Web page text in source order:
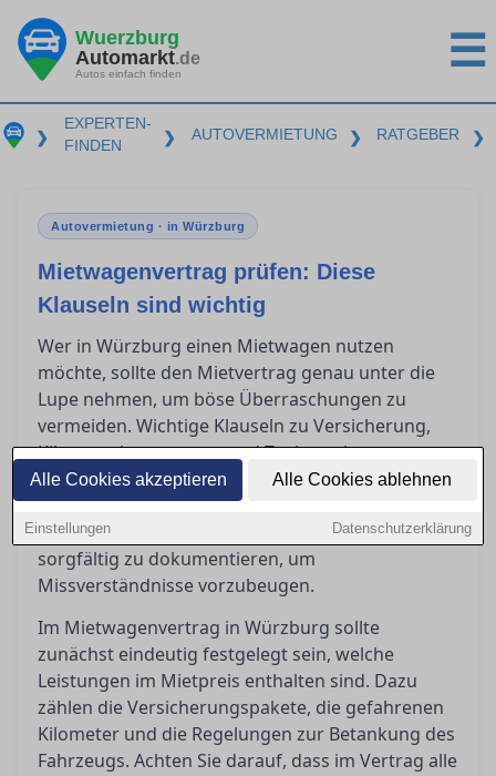
Alle Cookies akzeptieren Alle Cookies ablehnen
Einstellungen Datenschutzerklärung
Wuerzburg
Automarkt.de
Autos einfach finden ☰
❯
EXPERTEN-
FINDEN
❯ AUTOVERMIETUNG ❯ RATGEBER ❯
Autovermietung · in Würzburg
Mietwagenvertrag prüfen: Diese
Klauseln sind wichtig
Wer in Würzburg einen Mietwagen nutzen
möchte, sollte den Mietvertrag genau unter die
Lupe nehmen, um böse Überraschungen zu
vermeiden. Wichtige Klauseln zu Versicherung,
Kilometerbegrenzung und Tankregelungen
können erheblichen Einfluss auf die endgültigen
Kosten haben. Zudem ist es unerlässlich, bei
Fahrzeugübergabe und -rückgabe den Zustand
sorgfältig zu dokumentieren, um
Missverständnisse vorzubeugen.
Im Mietwagenvertrag in Würzburg sollte
zunächst eindeutig festgelegt sein, welche
Leistungen im Mietpreis enthalten sind. Dazu
zählen die Versicherungspakete, die gefahrenen
Kilometer und die Regelungen zur Betankung des
Fahrzeugs. Achten Sie darauf, dass im Vertrag alle